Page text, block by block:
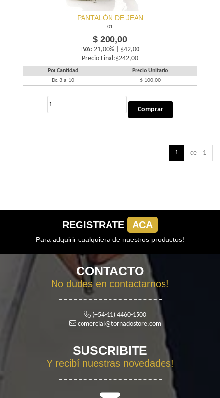
PANTALÓN DE JEAN
01
$ 200,00
IVA: 21,00% | $42,00
Precio Final:$242,00
Por Cantidad
Precio Unitario
De 3 a 10
$ 100,00
1 de 1
REGISTRATE ACA
Para adquirir cualquiera de nuestros productos!
CONTACTO
No dudes en contactarnos!
(+54-11) 4460-1500
comercial@tornadostore.com
SUSCRIBITE
Y recibí nuestras novedades!